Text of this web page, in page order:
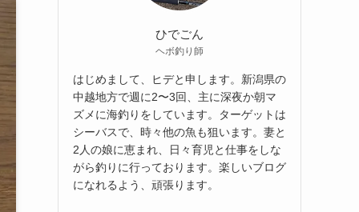
ひでごん
ヘボ釣り師
はじめまして、ヒデと申します。新潟県の
中越地方で週に2〜3回、主に深夜か朝マ
ズメに海釣りをしています。ターゲットは
シーバスで、時々他の魚も狙います。妻と
2人の娘に恵まれ、日々育児と仕事をしな
がら釣りに行っております。楽しいブログ
になれるよう、頑張ります。